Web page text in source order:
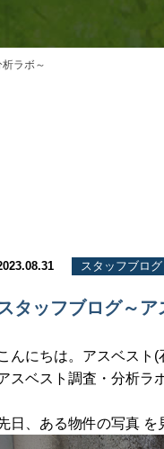
ラボ～
スタッフブログ
タッフブログ～
んにちは。アスベスト
スベスト調査・分析ラ
日、ある物件の写真 を